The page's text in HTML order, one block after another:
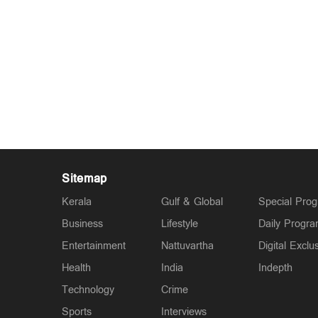
Sitemap
Kerala
Business
Entertainment
Health
Technology
Sports
Gulf & Global
Lifestyle
Nattuvartha
India
Crime
Interviews
Special
Daily
Digital
Indepth